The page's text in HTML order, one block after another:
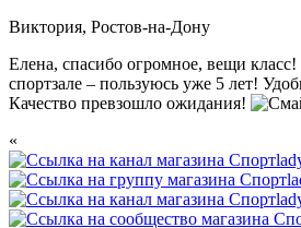
Виктория, Ростов-на-Дону
Елена, спасибо огромное, вещи класс!
спортзале – пользуюсь уже 5 лет!
Качество превзошло ожидания!
«